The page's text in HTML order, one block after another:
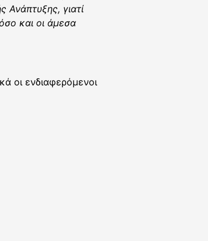
Ανάπτυξης, γιατί
και οι άμεσα
οι ενδιαφερόμενοι